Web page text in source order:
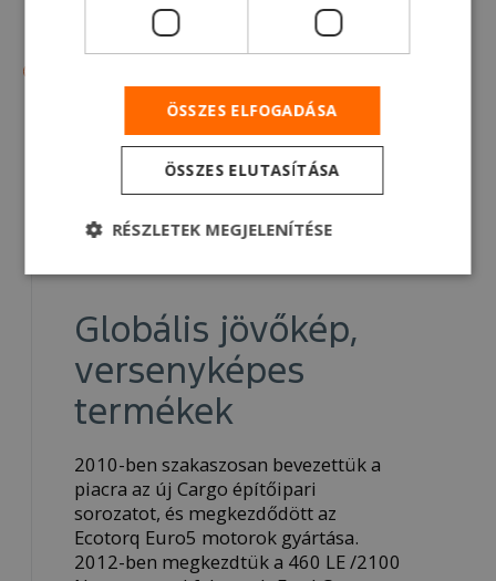
2010
Globális jövőkép,
versenyképes
termékek
2010-ben szakaszosan bevezettük a
piacra az új Cargo építőipari
sorozatot, és megkezdődött az
Ecotorq Euro5 motorok gyártása.
2012-ben megkezdtük a 460 LE /2100
ÖSSZES ELFOGADÁSA
ÖSSZES ELUTASÍTÁSA
RÉSZLETEK MEGJELENÍTÉSE